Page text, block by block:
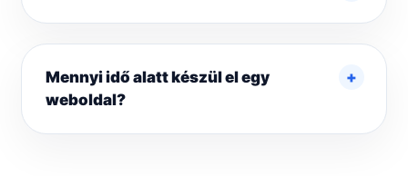
Mennyi idő alatt készül el egy
weboldal?